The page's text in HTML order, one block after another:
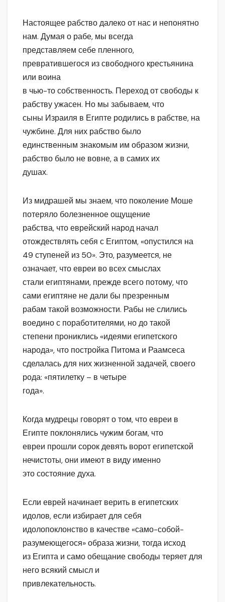
Настоящее рабство далеко от нас и непонятно
нам. Думая о рабе, мы всегда
представляем себе пленного,
превратившегося из свободного крестьянина
или воина
в чью-то собственность. Переход от свободы к
рабству ужасен. Но мы забываем, что
сыны Израиля в Египте родились в рабстве, на
чужбине. Для них рабство было
единственным знакомым им образом жизни,
рабство было не вовне, а в самих их
душах.
Из мидрашей мы знаем, что поколение Моше
потеряло болезненное ощущение
рабства, что еврейский народ начал
отождествлять себя с Египтом, «опустился на
49 ступеней из 50». Это, разумеется, не
означает, что евреи во всех смыслах
стали египтянами, прежде всего потому, что
сами египтяне не дали бы презренным
рабам такой возможности. Рабы не слились
воедино с поработителями, но до такой
степени прониклись «идеями египетского
народа», что постройка Питома и Раамсеса
сделалась для них жизненной задачей, своего
рода: «пятилетку – в четыре
года».
Когда мудрецы говорят о том, что евреи в
Египте поклонялись чужим богам, что
евреи прошли сорок девять ворот египетской
нечистоты, они имеют в виду именно
это состояние духа.
Если еврей начинает верить в египетских
идолов, если избирает для себя
идолопоклонство в качестве «само-собой-
разумеющегося» образа жизни, тогда исход
из Египта и само обещание свободы теряет для
него всякий смысл и
привлекательность.